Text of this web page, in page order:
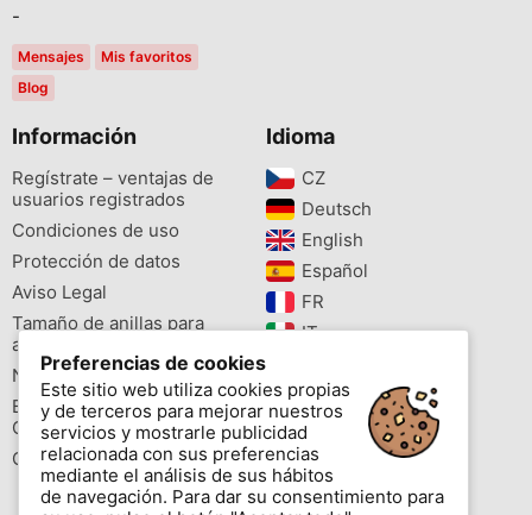
-
Mensajes
Mis favoritos
Blog
Información
Regístrate – ventajas de
usuarios registrados
Condiciones de uso
Protección de datos
Aviso Legal
Tamaño de anillas para
aves
Newsletter
Buscador de especies
Cites
Colores de las anillas
Idioma
CZ‎
Deutsch‎
English‎
Español‎
FR‎
IT‎
PL‎
PT‎
Preferencias de cookies
Este sitio web utiliza cookies propias
y de terceros para mejorar nuestros
servicios y mostrarle publicidad
relacionada con sus preferencias
mediante el análisis de sus hábitos
de navegación. Para dar su consentimiento para